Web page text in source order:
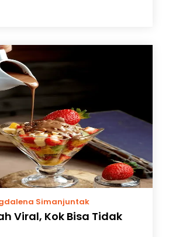
Simanjuntak
Viral, Kok Bisa Tidak